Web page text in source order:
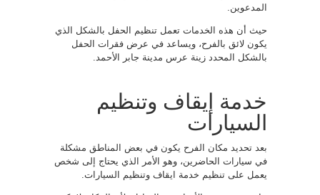
المدعوين.
حيث أن هذه الخدمات تعمل تنظيم الحفل بالشكل الذي
يكون لائق بالفرح، ويساعد في عرض فقرات الحفل
بالشكل المحدد زينة عرس مدينة جابر الأحمد.
خدمة إيقاف وتنظيم
السيارات
بعد تحديد مكان الفرح يكون في بعض المناطق مشكلة
في سيارات الحاضرين، وهو الأمر الذي يحتاج إلى شخص
يعمل على تنظيم خدمة ايقاف وتنظيم السيارات.